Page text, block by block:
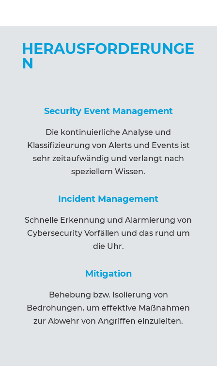
HERAUSFORDERUNGE
N
Security Event Management
Die kontinuierliche Analyse und
Klassifizieurung von Alerts und Events ist
sehr zeitaufwändig und verlangt nach
speziellem Wissen.
Incident Management
Schnelle Erkennung und Alarmierung von
Cybersecurity Vorfällen und das rund um
die Uhr.
Mitigation
Behebung bzw. Isolierung von
Bedrohungen, um effektive Maßnahmen
zur Abwehr von Angriffen einzuleiten.